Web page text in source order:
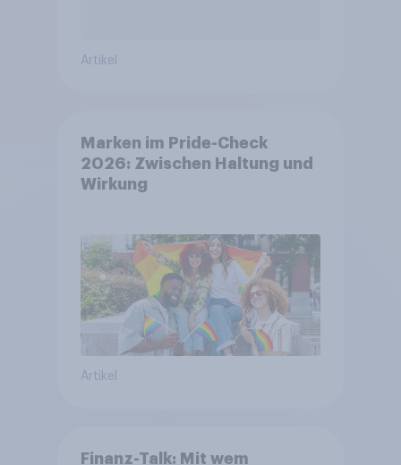
Artikel
Marken im Pride-Check
2026: Zwischen Haltung und
Wirkung
Artikel
Finanz-Talk: Mit wem